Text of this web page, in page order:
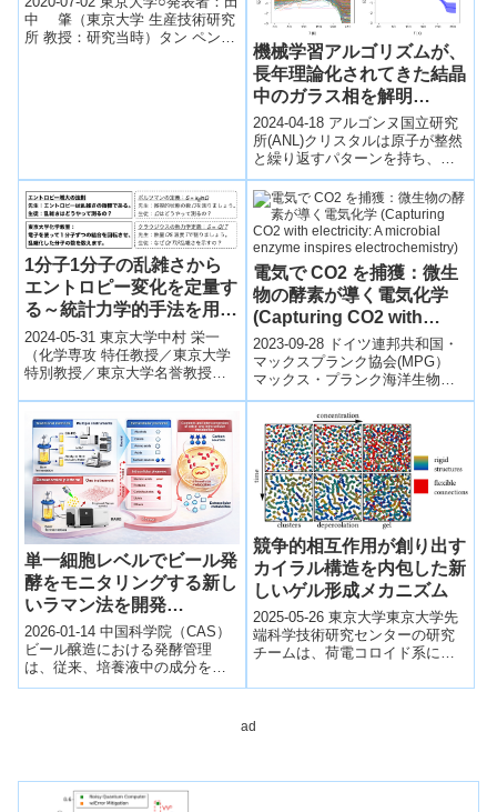
中 肇（東京大学 生産技術研究
所 教授：研究当時）タン ペン
機械学習アルゴリズムが、
長年理論化されてきた結晶
中のガラス相を解明
(Machine learning
algorithm reveals long-
theorized glass phase in
crystal)
2024-04-18 アルゴンヌ国立研究
所(ANL)クリスタルは原子が整然
と繰り返すパターンを持ち、ガ
ラスは無秩序な構造を示しま
す。科学者たちはガラスの性質
に長...
1分子1分子の乱雑さから
エントロピー変化を定量す
る～統計力学的手法を用い
たナノスケールでの融解エ
ントロピー測定～
2024-05-31 東京大学中村 栄一
（化学専攻 特任教授／東京大学
特別教授／東京大学名誉教授）
ら...
電気で CO2 を捕獲：微生
物の酵素が導く電気化学
(Capturing CO2 with
electricity: A microbial
enzyme inspires
electrochemistry)
2023-09-28 ドイツ連邦共和国・
マックスプランク協会(MPG）
マックス・プランク海洋生物学
研究所(MPIMM)、スイス・ジュ
ネーブ大学とオランダ・ラド...
単一細胞レベルでビール発
酵をモニタリングする新し
いラマン法を開発
（Scientists Develop
Novel Raman Method to
Monitor Beer
Fermentation at Single-
2026-01-14 中国科学院（CAS）
ビール醸造における発酵管理
は、従来、培養液中の成分をク
ロマトグラフィーで分析する方
競争的相互作用が創り出す
カイラル構造を内包した新
しいゲル形成メカニズム
2025-05-26 東京大学東京大学先
端科学技術研究センターの研究
チームは、荷電コロイド系にお
を発見しました。短距離引力と
ad